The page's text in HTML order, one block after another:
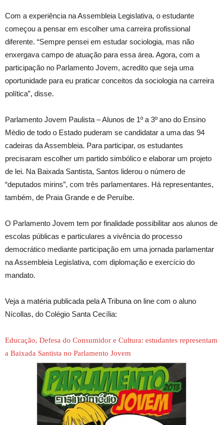
Com a experiência na Assembleia Legislativa, o estudante
começou a pensar em escolher uma carreira profissional
diferente. “Sempre pensei em estudar sociologia, mas não
enxergava campo de atuação para essa área. Agora, com a
participação no Parlamento Jovem, acredito que seja uma
oportunidade para eu praticar conceitos da sociologia na carreira
política”, disse.
Parlamento Jovem Paulista – Alunos de 1º a 3º ano do Ensino
Médio de todo o Estado puderam se candidatar a uma das 94
cadeiras da Assembleia. Para participar, os estudantes
precisaram escolher um partido simbólico e elaborar um projeto
de lei. Na Baixada Santista, Santos liderou o número de
“deputados mirins”, com três parlamentares. Há representantes,
também, de Praia Grande e de Peruíbe.
O Parlamento Jovem tem por finalidade possibilitar aos alunos de
escolas públicas e particulares a vivência do processo
democrático mediante participação em uma jornada parlamentar
na Assembleia Legislativa, com diplomação e exercício do
mandato.
Veja a matéria publicada pela A Tribuna on line com o aluno
Nícollas, do Colégio Santa Cecília:
Educação, Defesa do Consumidor e Cultura: estudantes representam
a Baixada Santista no Parlamento Jovem